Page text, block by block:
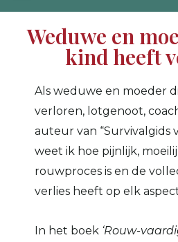
Weduwe en
kind heeft
Als weduwe en moeder
verloren, lotgenoot,
auteur van “Survivalgids
weet ik hoe pijnlijk,
rouwproces is en de
verlies heeft op elk
In het boek ‘Rouw-